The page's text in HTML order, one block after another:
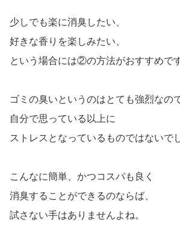
少しでも楽に消臭したい、
好きな香りを楽しみたい、
という場合には②の方法がおすすめです
ゴミの臭いというのはとても強烈なので
自分で思っている以上に
ストレスとなっているものではないで
こんなに簡単、かつコスパも良く
消臭することができるのならば、
試さない手はありませんよね。